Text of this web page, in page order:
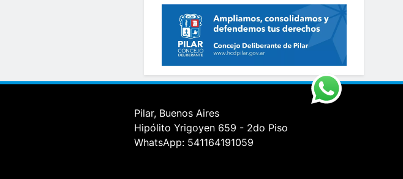
Pilar, Buenos Aires
Hipólito Yrigoyen 659 - 2do Piso
WhatsApp: 541164191059